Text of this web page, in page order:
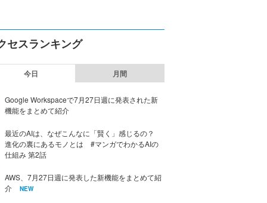
セスランキング
今日 月間
Google Workspaceで7月27日週に発表された新
機能をまとめて紹介
最近のAIは、なぜこんなに「賢く」感じるの？
進化の裏にあるモノとは #マンガでわかるAIの
仕組み 第2話
AWS、7月27日週に発表した新機能をまとめて紹
介
NEW